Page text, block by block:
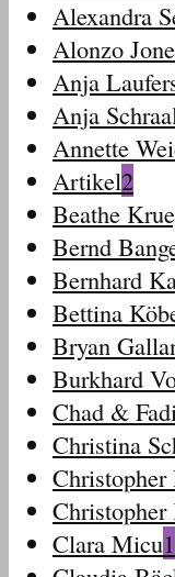
Alexandra
Alonzo
Anja
Anja
Annette
Artikel2
Beathe
Bernd
Bernhard
Bettina
Bryan
Burkhard
Chad &
Christina
Christopher
Christopher
Clara Micu1